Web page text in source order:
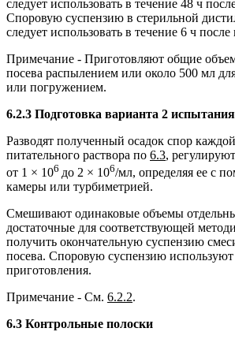
следует использовать в течение 48 ч
Споровую суспензию в стерильной
следует использовать в течение 6 ч
Примечание - Приготовляют общие
посева распылением или около 500 мл
или погружением.
6.2.3 Подготовка варианта 2 испытания
Разводят полученный осадок спор
питательного раствора по 6.3,
от 1 × 106 до 2 × 106/мл, определяя ее с
камеры или турбиметрией.
Смешивают одинаковые объемы
достаточные для соответствующей
получить окончательную суспензию
посева. Споровую суспензию используют
приготовления.
Примечание - См. 6.2.2.
6.3 Контрольные полоски